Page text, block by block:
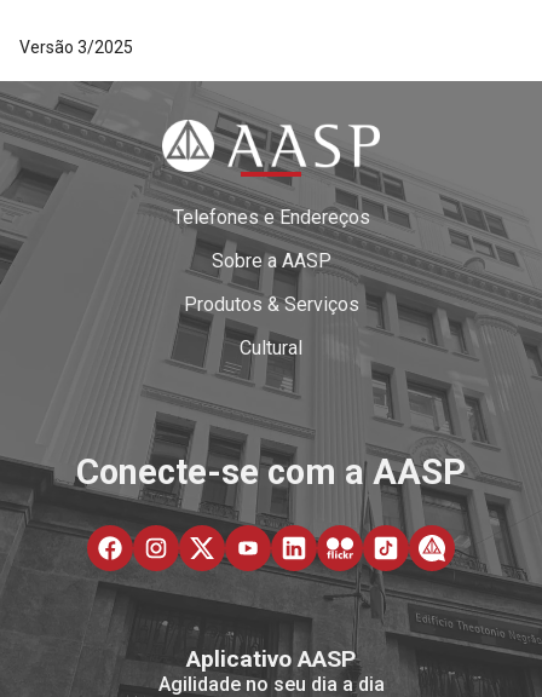
Versão 3/2025
Telefones e Endereços
Sobre a AASP
Produtos & Serviços
Cultural
Conecte-se com a AASP
Aplicativo AASP
Agilidade no seu dia a dia